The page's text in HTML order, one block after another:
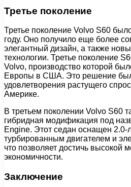
Третье поколение
Третье поколение Volvo S60
году. Оно получило еще более
элегантный дизайн, а также
технологии. Третье поколение
Volvo, производство которой
Европы в США. Это решение
удовлетворения растущего
Америке.
В третьем поколении Volvo S60
гибридная модификация под
Engine. Этот седан оснащен 2.0-
турбированным двигателем и
что позволяет достичь высокой
экономичности.
Заключение